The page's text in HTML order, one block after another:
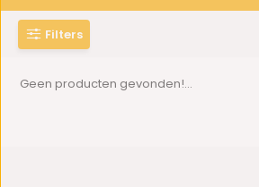
Filters
Geen producten gevonden!...